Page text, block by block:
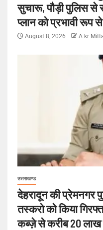
सुचारू, पौड़ी पुलिस से
प्लान को प्रभावी रूप
August 8, 2026 A kr
उत्तराखण्ड
देहरादून की प्रेमनगर
तस्करो को किया
कब्ज़े से करीब 20